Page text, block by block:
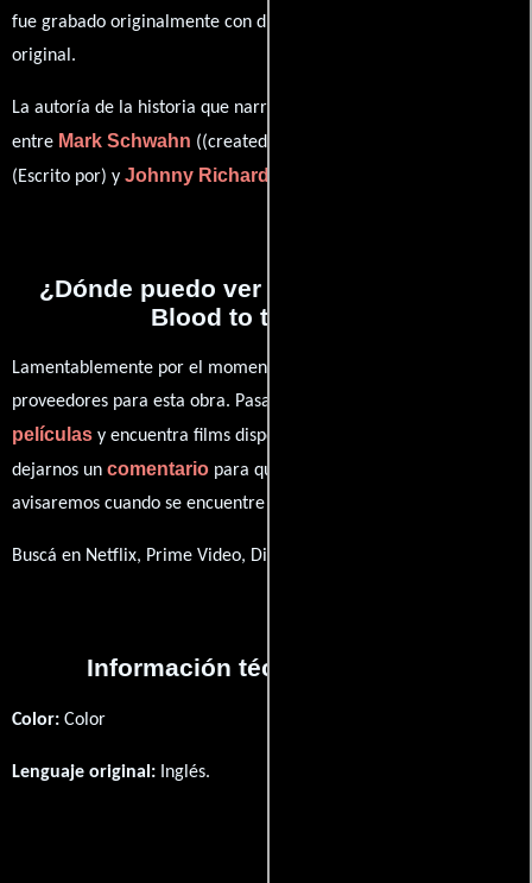
fue grabado originalmente con dialogos en
original.
La autoría de la historia que narra esta obra está compartida
entre Mark Schwahn ((created by)),
(Escrito por) y Johnny Richardson
¿Dónde puedo ver la series A Rush of
Blood to the Head?
Lamentablemente por el momento no contamos con enlaces a
proveedores para esta obra. Pasa por nuestro catálogo de
películas y encuentra films disponibles. También puedes
dejarnos un comentario para que le demos prioridad y te
avisaremos cuando se encuentre disponible
Buscá en Netflix, Prime Video, Disney+
Información técnica y general
Color: Color
Lenguaje original: Inglés.